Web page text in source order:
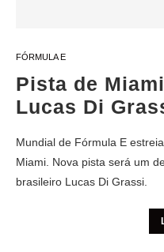
FÓRMULA E
Pista de
Lucas Di
Mundial de Fórmula E
Miami. Nova pista será um
brasileiro Lucas Di Grassi.